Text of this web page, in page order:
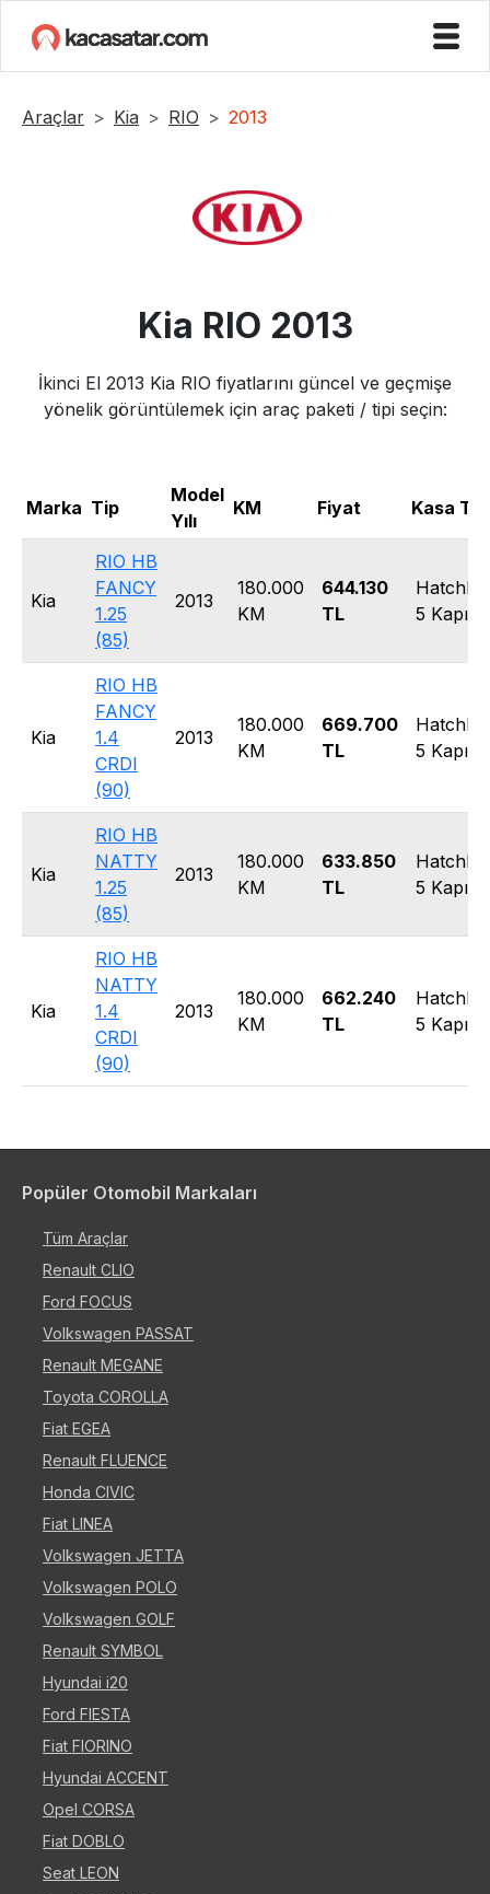
Araçlar Kia RIO 2013
Kia RIO 2013
İkinci El 2013 Kia RIO fiyatlarını güncel ve geçmişe
yönelik görüntülemek için araç paketi / tipi seçin:
Marka Tip
Model
Yılı
KM Fiyat Kasa
Kia
RIO HB
FANCY
1.25
(85)
2013
180.000
KM
644.130
TL
5 Kapı
Kia
RIO HB
FANCY
1.4
CRDI
(90)
2013
180.000
KM
669.700
TL
5 Kapı
Kia
RIO HB
NATTY
1.25
(85)
2013
180.000
KM
633.850
TL
5 Kapı
Kia
RIO HB
NATTY
1.4
CRDI
(90)
2013
180.000
KM
662.240
TL
5 Kapı
Popüler Otomobil Markaları
Tüm Araçlar
Renault CLIO
Ford FOCUS
Volkswagen PASSAT
Renault MEGANE
Toyota COROLLA
Fiat EGEA
Renault FLUENCE
Honda CIVIC
Fiat LINEA
Volkswagen JETTA
Volkswagen POLO
Volkswagen GOLF
Renault SYMBOL
Hyundai i20
Ford FIESTA
Fiat FIORINO
Hyundai ACCENT
Opel CORSA
Fiat DOBLO
Seat LEON